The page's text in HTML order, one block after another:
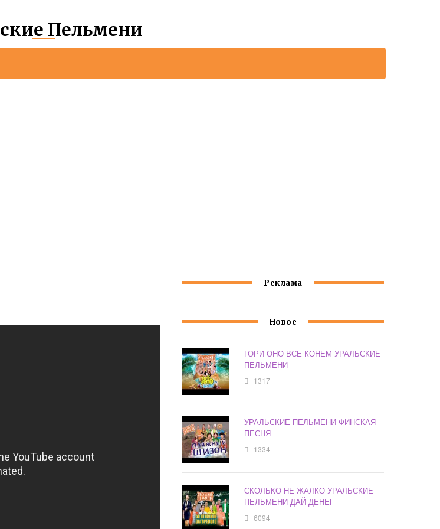
Пельмени
Реклама
Новое
ГОРИ ОНО ВСЕ КОНЕМ УРАЛЬСКИЕ
ПЕЛЬМЕНИ
1317
УРАЛЬСКИЕ ПЕЛЬМЕНИ ФИНСКАЯ
ПЕСНЯ
1334
СКОЛЬКО НЕ ЖАЛКО УРАЛЬСКИЕ
ПЕЛЬМЕНИ ДАЙ ДЕНЕГ
6094